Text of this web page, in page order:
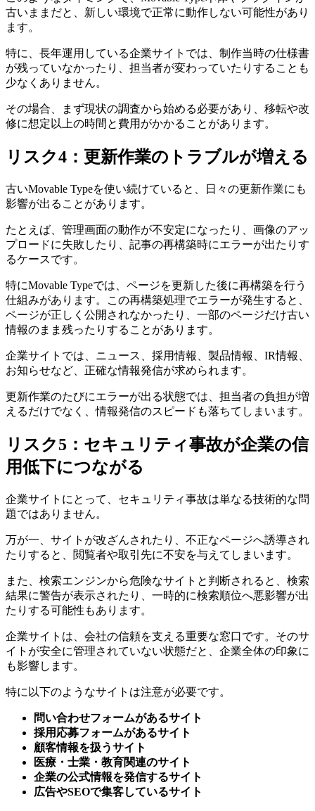
古いままだと、新しい環境で正常に動作しない可能性があり
ます。
特に、長年運用している企業サイトでは、制作当時の仕様書
が残っていなかったり、担当者が変わっていたりすることも
少なくありません。
その場合、まず現状の調査から始める必要があり、移転や改
修に想定以上の時間と費用がかかることがあります。
リスク4：更新作業のトラブルが増える
古いMovable Typeを使い続けていると、日々の更新作業にも
影響が出ることがあります。
たとえば、管理画面の動作が不安定になったり、画像のアッ
プロードに失敗したり、記事の再構築時にエラーが出たりす
るケースです。
特にMovable Typeでは、ページを更新した後に再構築を行う
仕組みがあります。この再構築処理でエラーが発生すると、
ページが正しく公開されなかったり、一部のページだけ古い
情報のまま残ったりすることがあります。
企業サイトでは、ニュース、採用情報、製品情報、IR情報、
お知らせなど、正確な情報発信が求められます。
更新作業のたびにエラーが出る状態では、担当者の負担が増
えるだけでなく、情報発信のスピードも落ちてしまいます。
リスク5：セキュリティ事故が企業の信
用低下につながる
企業サイトにとって、セキュリティ事故は単なる技術的な問
題ではありません。
万が一、サイトが改ざんされたり、不正なページへ誘導され
たりすると、閲覧者や取引先に不安を与えてしまいます。
また、検索エンジンから危険なサイトと判断されると、検索
結果に警告が表示されたり、一時的に検索順位へ悪影響が出
たりする可能性もあります。
企業サイトは、会社の信頼を支える重要な窓口です。そのサ
イトが安全に管理されていない状態だと、企業全体の印象に
も影響します。
特に以下のようなサイトは注意が必要です。
問い合わせフォームがあるサイト
採用応募フォームがあるサイト
顧客情報を扱うサイト
医療・士業・教育関連のサイト
企業の公式情報を発信するサイト
広告やSEOで集客しているサイト